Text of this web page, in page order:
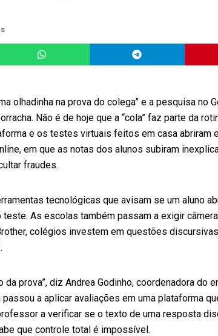
olhadinha na prova do colega” e a pesquisa no
Não é de hoje que a “cola” faz parte da
e os testes virtuais feitos em casa abriram
em que as notas dos alunos subiram
fraudes.
tecnológicas que avisam se um aluno
As escolas também passam a exigir
colégios investem em questões
prova”, diz Andrea Godinho, coordenadora do
a aplicar avaliações em uma plataforma
a verificar se o texto de uma resposta
que controle total é impossível.